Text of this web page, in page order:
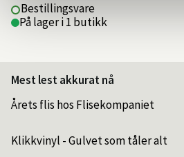
Bestillingsvare
På lager i 1 butikk
Mest lest akkurat nå
Årets flis hos Flisekompaniet
Klikkvinyl - Gulvet som tåler alt